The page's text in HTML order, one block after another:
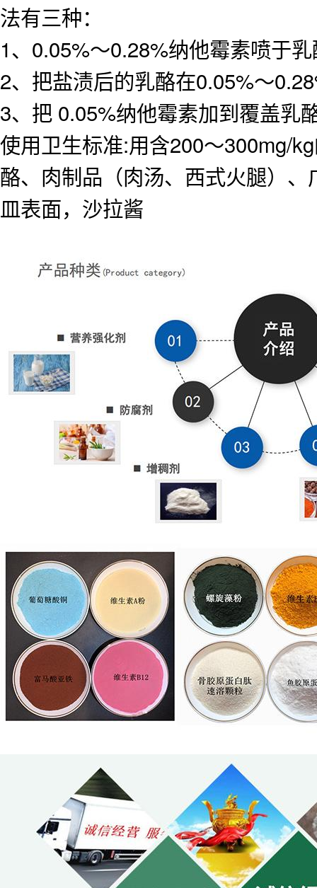
法有三种：
1、0.05%～0.28%纳他霉素喷于
2、把盐渍后的乳酪在0.05%～
3、把 0.05%纳他霉素加到覆盖乳
使用卫生标准:用含200～300mg/
酪、肉制品（肉汤、西式火腿）
皿表面，沙拉酱